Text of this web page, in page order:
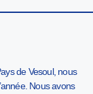
de Vesoul, nous
Nous avons